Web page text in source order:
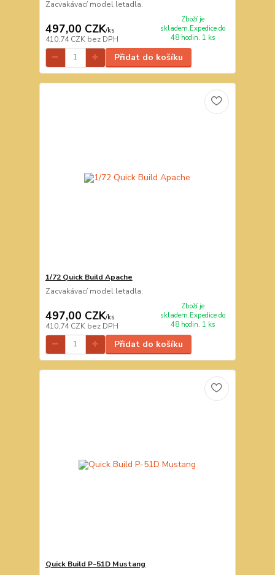
Zacvakávací model letadla.
497,00 CZK/ks
410,74 CZK bez DPH
Zboží je
skladem.Expedice do
48 hodin. 1 ks
Přidat do košíku
1/72 Quick Build Apache
Zacvakávací model letadla.
497,00 CZK/ks
410,74 CZK bez DPH
Zboží je
skladem.Expedice do
48 hodin. 1 ks
Přidat do košíku
Quick Build P-51D Mustang